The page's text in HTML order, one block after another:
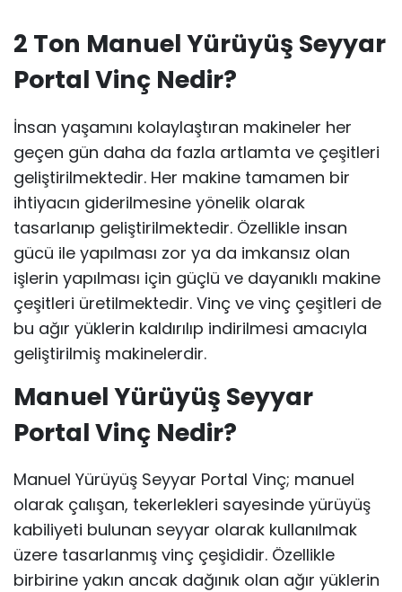
2 Ton Manuel Yürüyüş Seyyar
Portal Vinç Nedir?
İnsan yaşamını kolaylaştıran makineler her
geçen gün daha da fazla artlamta ve çeşitleri
geliştirilmektedir. Her makine tamamen bir
ihtiyacın giderilmesine yönelik olarak
tasarlanıp geliştirilmektedir. Özellikle insan
gücü ile yapılması zor ya da imkansız olan
işlerin yapılması için güçlü ve dayanıklı makine
çeşitleri üretilmektedir. Vinç ve vinç çeşitleri de
bu ağır yüklerin kaldırılıp indirilmesi amacıyla
geliştirilmiş makinelerdir.
Manuel Yürüyüş Seyyar
Portal Vinç Nedir?
Manuel Yürüyüş Seyyar Portal Vinç; manuel
olarak çalışan, tekerlekleri sayesinde yürüyüş
kabiliyeti bulunan seyyar olarak kullanılmak
üzere tasarlanmış vinç çeşididir. Özellikle
birbirine yakın ancak dağınık olan ağır yüklerin